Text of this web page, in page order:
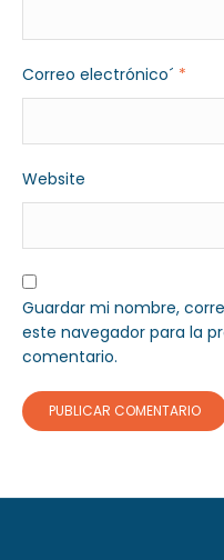
Correo electrónico´ *
Website
Guardar mi nombre,
este navegador para la
comentario.